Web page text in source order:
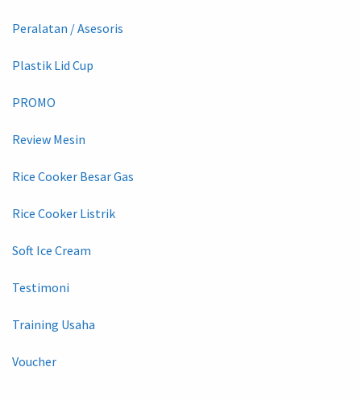
Peralatan / Asesoris
Plastik Lid Cup
PROMO
Review Mesin
Rice Cooker Besar Gas
Rice Cooker Listrik
Soft Ice Cream
Testimoni
Training Usaha
Voucher